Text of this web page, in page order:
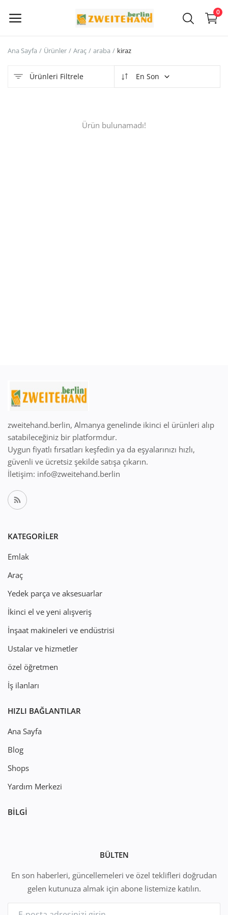
0
Sat
Ana Sayfa Ürünler Araç araba kiraz
Ürünleri Filtrele En Son
Ürün bulunamadı!
zweitehand.berlin, Almanya genelinde ikinci el ürünleri alıp
satabileceğiniz bir platformdur.
Uygun fiyatlı fırsatları keşfedin ya da eşyalarınızı hızlı,
güvenli ve ücretsiz şekilde satışa çıkarın.
İletişim: info@zweitehand.berlin
KATEGORILER
Emlak
Araç
Yedek parça ve aksesuarlar
İkinci el ve yeni alışveriş
İnşaat makineleri ve endüstrisi
Ustalar ve hizmetler
özel öğretmen
İş ilanları
HIZLI BAĞLANTILAR
Ana Sayfa
Blog
Shops
Yardım Merkezi
BILGI
BÜLTEN
En son haberleri, güncellemeleri ve özel teklifleri doğrudan
gelen kutunuza almak için abone listemize katılın.